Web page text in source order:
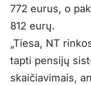
772 eurus, o
812 eurų.
„Tiesa, NT
tapti pensijų
skaičiavimais,